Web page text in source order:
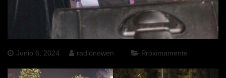
Junio 6, 2024 radionewen Próximamente